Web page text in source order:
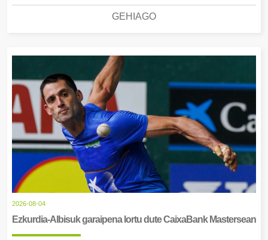
GEHIAGO
2026-08-04
Ezkurdia-Albisuk garaipena lortu dute CaixaBank Mastersean